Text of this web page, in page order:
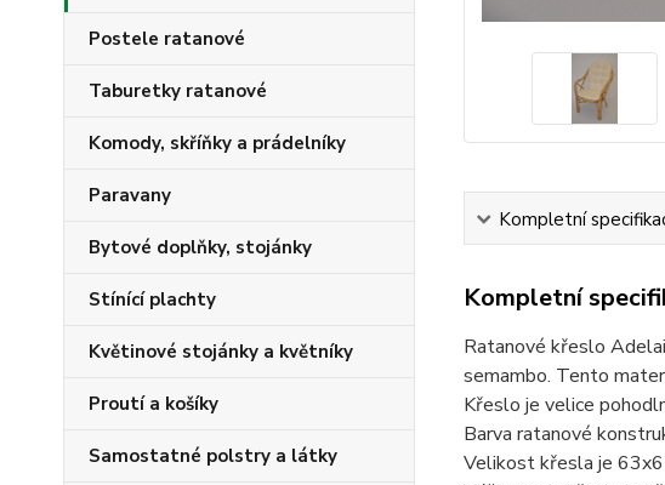
Postele ratanové
Taburetky ratanové
Komody, skříňky a prádelníky
Paravany
Bytové doplňky, stojánky
Stínící plachty
Květinové stojánky a květníky
Proutí a košíky
Samostatné polstry a látky
Kompletní
Kompletní
Ratanové křeslo
semambo. Tento
Křeslo je velice
Barva ratanové
Velikost křesla je